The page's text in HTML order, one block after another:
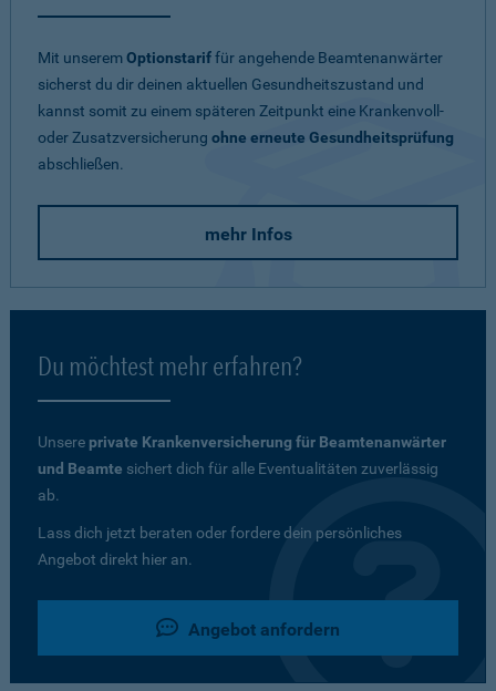
Mit unseremOptionstariffür angehende Beamtenanwärter
sicherst du dir deinen aktuellen Gesundheitszustand und
kannst somit zu einem späteren Zeitpunkt eine Krankenvoll-
oder Zusatzversicherung ohne erneute Gesundheitsprüfung
abschließen.
mehr Infos
Du möchtest mehr erfahren?
Unsere private Krankenversicherung für Beamtenanwärter
und Beamte sichert dich für alle Eventualitäten zuverlässig
ab.
Lass dich jetzt beraten oder fordere dein persönliches
Angebot direkt hier an.
Angebot anfordern